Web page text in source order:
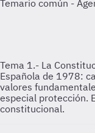
Tema 1.- La
Española de 1978:
valores
especial protección.
constitucional.